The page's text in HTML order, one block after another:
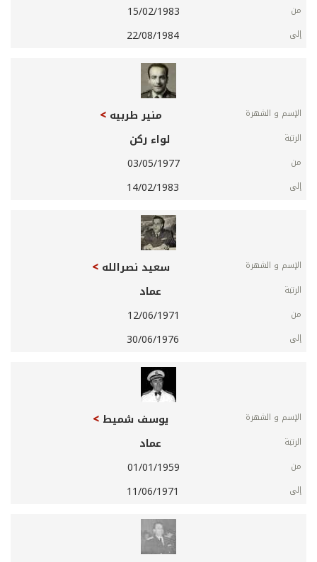
15/02/1983
22/08/1984
منير طربيه
لواء ركن
03/05/1977
14/02/1983
سعيد نصرالله
عماد
12/06/1971
30/06/1976
يوسف شميط
عماد
01/01/1959
11/06/1971